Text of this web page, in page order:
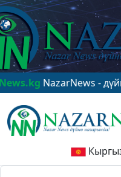
NazarNews - дүйнө